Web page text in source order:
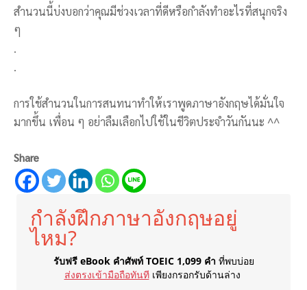
สำนวนนี้บ่งบอกว่าคุณมีช่วงเวลาที่ดีหรือกำลังทำอะไรที่สนุกจริง
ๆ
.
.
การใช้สำนวนในการสนทนาทำให้เราพูดภาษาอังกฤษได้มั่นใจ
มากขึ้น เพื่อน ๆ อย่าลืมเลือกไปใช้ในชีวิตประจำวันกันนะ ^^
Share
กำลังฝึกภาษาอังกฤษอยู่
ไหม?
รับฟรี eBook คำศัพท์ TOEIC 1,099 คำ ที่พบบ่อย
ส่งตรงเข้ามือถือทันที เพียงกรอกรับด้านล่าง